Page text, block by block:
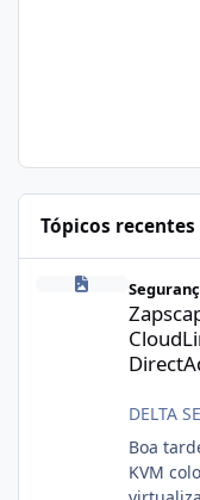
Tópicos recentes
Zapscape (CVE-
DELTA
Boa
KVM